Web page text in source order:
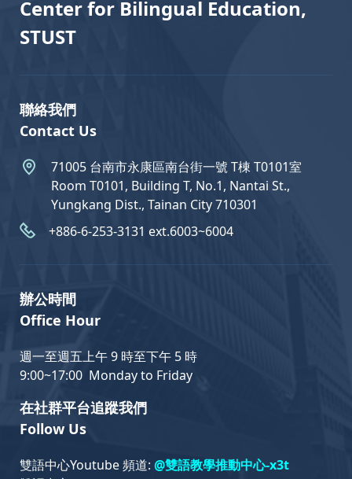
Center for Bilingual Education,
STUST
聯絡我們
Contact Us
71005 台南市永康區南台街一號 T棟 T0101室
Room T0101, Building T, No.1, Nantai St.,
Yungkang Dist., Tainan City 710301
+886-6-253-3131 ext.6003~6004
辦公時間
Office Hour
週一至週五上午 9 時至下午 5 時
9:00~17:00 Monday to Friday
在社群平台追蹤我們
Follow Us
雙語中心Youtube 頻道: @雙語教學推動中心-x3t